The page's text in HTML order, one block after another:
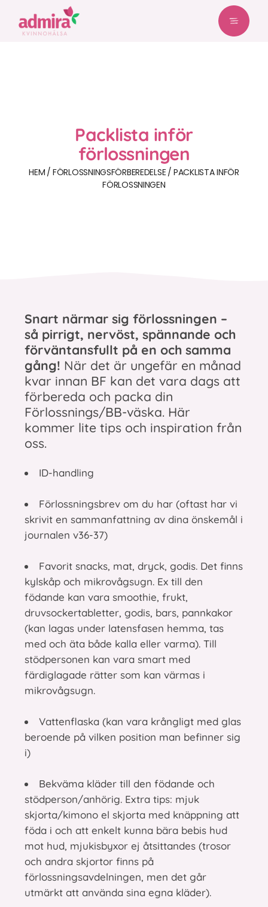
Packlista inför
förlossningen
HEM FÖRLOSSNINGS­FÖRBEREDELSE
PACKLISTA INFÖR
FÖRLOSSNINGEN
Snart närmar sig förlossningen –
så pirrigt, nervöst, spännande och
förväntansfullt på en och samma
gång! När det är ungefär en månad
kvar innan BF kan det vara dags att
förbereda och packa din
Förlossnings/BB-väska. Här
kommer lite tips och inspiration från
oss.
ID-handling
Förlossningsbrev om du har (oftast har vi
skrivit en sammanfattning av dina önskemål i
journalen v36-37)
Favorit snacks, mat, dryck, godis. Det finns
kylskåp och mikrovågsugn. Ex till den
födande kan vara smoothie, frukt,
druvsockertabletter, godis, bars, pannkakor
(kan lagas under latensfasen hemma, tas
med och äta både kalla eller varma). Till
stödpersonen kan vara smart med
färdiglagade rätter som kan värmas i
mikrovågsugn.
Vattenflaska (kan vara krångligt med glas
beroende på vilken position man befinner sig
i)
Bekväma kläder till den födande och
stödperson/anhörig. Extra tips: mjuk
skjorta/kimono el skjorta med knäppning att
föda i och att enkelt kunna bära bebis hud
mot hud, mjukisbyxor ej åtsittandes (trosor
och andra skjortor finns på
förlossningsavdelningen, men det går
utmärkt att använda sina egna kläder).